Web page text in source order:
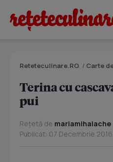
Reteteculinare.RO / Carte
Terina cu
pui
Rețetă de mariamihalache
Publicat: 07 Decembrie